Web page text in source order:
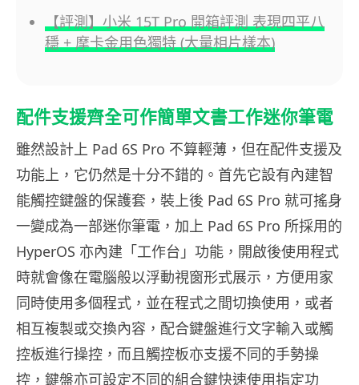
【評測】小米 15T Pro 開箱評測 表現四平八
穩 + 摩卡金用色獨特 (大量相片樣本)
配件支援齊全可作簡單文書工作迷你筆電
雖然設計上 Pad 6S Pro 不算輕薄，但在配件支援及
功能上，它仍然是十分不錯的。首先它設有內建智
能觸控鍵盤的保護套，裝上後 Pad 6S Pro 就可搖身
一變成為一部迷你筆電，加上 Pad 6S Pro 所採用的
HyperOS 亦內建「工作台」功能，開啟後使用程式
時就會像在電腦般以浮動視窗形式展示，方便用家
同時使用多個程式，並在程式之間切換使用，或者
相互複製或交換內容，配合鍵盤進行文字輸入或觸
控板進行操控，而且觸控板亦支援不同的手勢操
控，鍵盤亦可設定不同的組合鍵快速使用指定功